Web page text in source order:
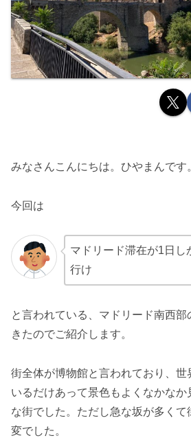
みなさんこんにちは。ひやまんです
今回は
マドリード滞在が1日し
行け
と言われている、マドリード南西部
きたのでご紹介します。
街全体が博物館と言われており、世
いるだけあって景色もよくなかなか
な街でした。ただし急な坂が多く
変でした。